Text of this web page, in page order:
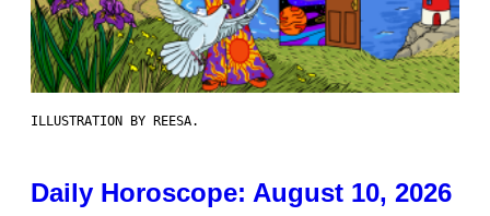
ILLUSTRATION BY REESA.
Daily Horoscope: August 10, 2026